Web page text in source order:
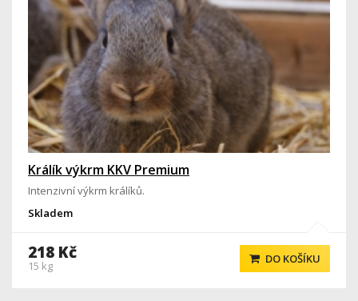
Králík výkrm KKV Premium
Intenzivní výkrm králíků.
Skladem
218 Kč
15 kg DO KOŠÍKU